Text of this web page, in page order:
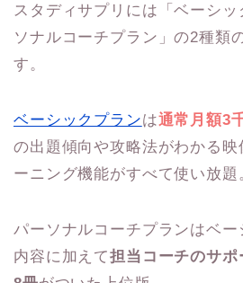
スタディサプリには「ベーシ
ソナルコーチプラン」の2種類
す。
ベーシックプランは通常月額3
の出題傾向や攻略法がわかる映
ーニング機能がすべて使い放題
パーソナルコーチプランはベ
内容に加えて担当コーチのサポ